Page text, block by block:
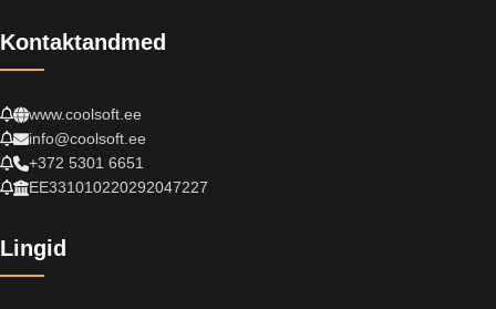
Kontaktandmed
www.coolsoft.ee
info@coolsoft.ee
+372 5301 6651
EE331010220292047227
Lingid